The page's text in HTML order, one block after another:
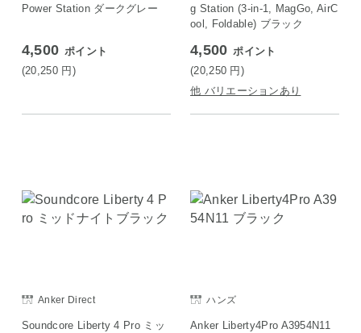
Power Station ダークグレー
4,500 ポイント
(20,250 円)
g Station (3-in-1, MagGo, AirC
ool, Foldable) ブラック
4,500 ポイント
(20,250 円)
他 バリエーションあり
Anker Direct
Soundcore Liberty 4 Pro ミッ
ハンズ
Anker Liberty4Pro A3954N11